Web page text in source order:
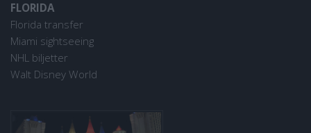
FLORIDA
Florida transfer
Miami sightseeing
NHL biljetter
Walt Disney World